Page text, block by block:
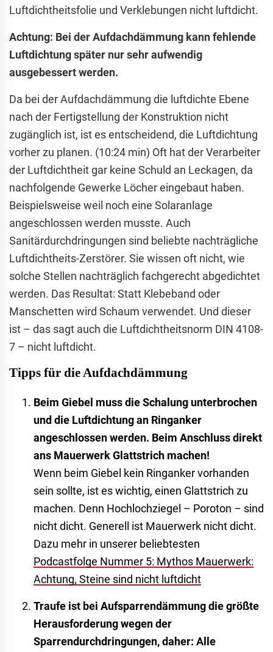
Luftdichtheitsfolie und Verklebungen nicht luftdicht.
Achtung: Bei der Aufdachdämmung kann fehlende
Luftdichtung später nur sehr aufwendig
ausgebessert werden.
Da bei der Aufdachdämmung die luftdichte Ebene
nach der Fertigstellung der Konstruktion nicht
zugänglich ist, ist es entscheidend, die Luftdichtung
vorher zu planen. (10:24 min) Oft hat der Verarbeiter
der Luftdichtheit gar keine Schuld an Leckagen, da
nachfolgende Gewerke Löcher eingebaut haben.
Beispielsweise weil noch eine Solaranlage
angeschlossen werden musste. Auch
Sanitärdurchdringungen sind beliebte nachträgliche
Luftdichtheits-Zerstörer. Sie wissen oft nicht, wie
solche Stellen nachträglich fachgerecht abgedichtet
werden. Das Resultat: Statt Klebeband oder
Manschetten wird Schaum verwendet. Und dieser
ist – das sagt auch die Luftdichtheitsnorm DIN 4108-
7 – nicht luftdicht.
Tipps für die Aufdachdämmung
Beim Giebel muss die Schalung unterbrochen
und die Luftdichtung an Ringanker
angeschlossen werden. Beim Anschluss direkt
ans Mauerwerk Glattstrich machen!
Wenn beim Giebel kein Ringanker vorhanden
sein sollte, ist es wichtig, einen Glattstrich zu
machen. Denn Hochlochziegel – Poroton – sind
nicht dicht. Generell ist Mauerwerk nicht dicht.
Dazu mehr in unserer beliebtesten
Podcastfolge Nummer 5: Mythos Mauerwerk:
Achtung, Steine sind nicht luftdicht
Traufe ist bei Aufsparrendämmung die größte
Herausforderung wegen der
Sparrendurchdringungen, daher: Alle